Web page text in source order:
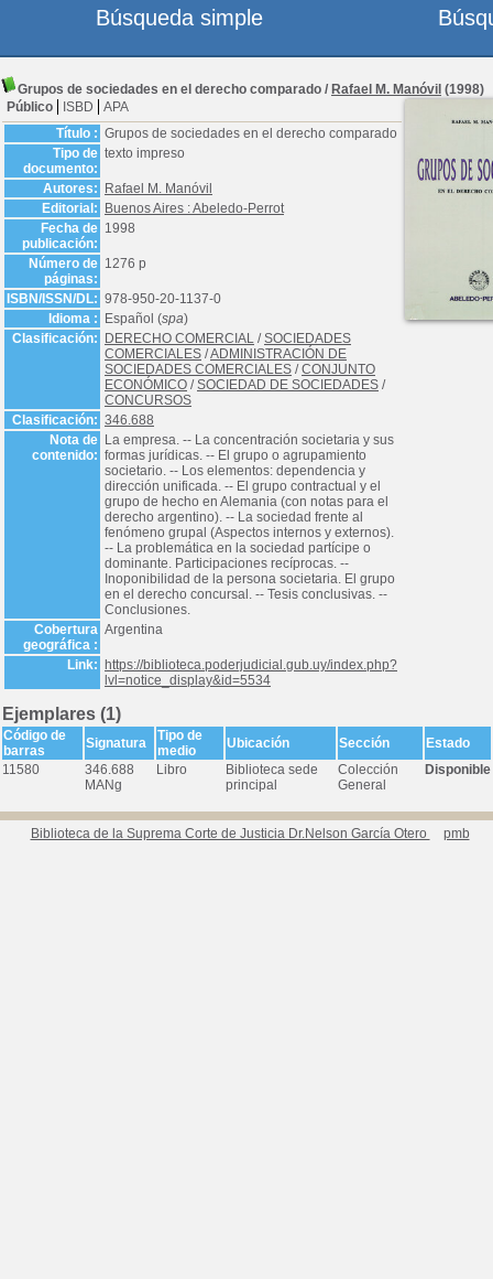
Grupos de sociedades en el derecho comparado / Rafael M. Manóvil (1998)
Público
ISBD
APA
Título : Grupos de sociedades en el derecho comparado
Tipo de
documento:
texto impreso
Autores:
Rafael M. Manóvil
Editorial:
Buenos Aires : Abeledo-Perrot
Fecha de
publicación:
1998
Número de
páginas:
1276 p
ISBN/ISSN/DL: 978-950-20-1137-0
Idioma :
Español (spa)
Clasificación:
DERECHO COMERCIAL /SOCIEDADES
COMERCIALES /ADMINISTRACIÓN DE
SOCIEDADES COMERCIALES /CONJUNTO
ECONÓMICO /SOCIEDAD DE SOCIEDADES /
CONCURSOS
Clasificación: 346.688
Nota de
contenido:
La empresa. -- La concentración societaria y sus
formas jurídicas. -- El grupo o agrupamiento
societario. -- Los elementos: dependencia y
dirección unificada. -- El grupo contractual y el
grupo de hecho en Alemania (con notas para el
derecho argentino). -- La sociedad frente al
fenómeno grupal (Aspectos internos y externos).
-- La problemática en la sociedad partícipe o
dominante. Participaciones recíprocas. --
Inoponibilidad de la persona societaria. El grupo
en el derecho concursal. -- Tesis conclusivas. --
Conclusiones.
Cobertura
geográfica :
Argentina
Link:
https://biblioteca.poderjudicial.gub.uy/index.php?
lvl=notice_display&id=5534
Ejemplares (1)
Código de
barras
Signatura
Tipo de
medio
Ubicación Sección
Estado
11580
346.688
MANg
Libro
Biblioteca sede
principal
Colección
General
Disponible
Biblioteca de la Suprema Corte de Justicia Dr.Nelson García Otero pmb
Búsqueda simple